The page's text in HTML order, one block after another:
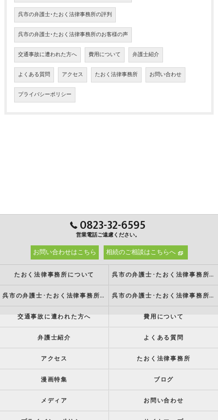
呉市の弁護士･たおく法律事務所の評判
呉市の弁護士･たおく法律事務所のお客様の声
交通事故に遭われた方へ 費用について 弁護士紹介
よくある質問 アクセス たおく法律事務所 お問い合わせ
プライバシーポリシー
0823-32-6595
営業電話ご遠慮ください。
お問い合わせはこちら 相続のご相談はこちらへ
たおく法律事務所について 呉市の弁護士･たおく法律事務所の強み
呉市の弁護士･たおく法律事務所の特徴 呉市の弁護士･たおく法律事務所の方針
交通事故に遭われた方へ 費用について
弁護士紹介 よくある質問
アクセス たおく法律事務所
漫画特集 ブログ
メディア お問い合わせ